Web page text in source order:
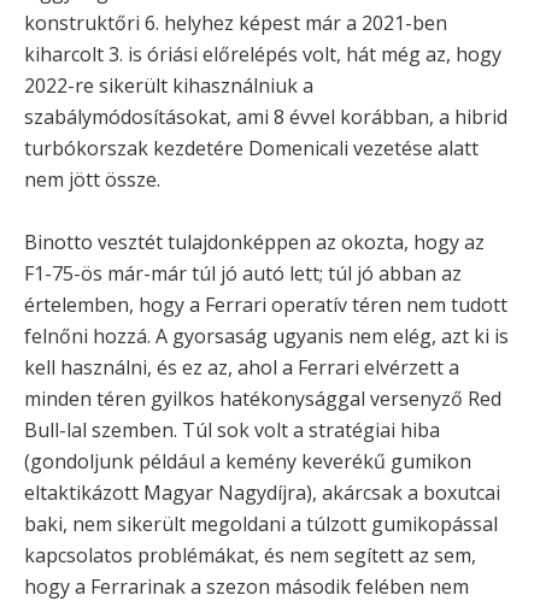
konstruktőri 6. helyhez képest már a 2021-ben
kiharcolt 3. is óriási előrelépés volt, hát még az, hogy
2022-re sikerült kihasználniuk a
szabálymódosításokat, ami 8 évvel korábban, a hibrid
turbókorszak kezdetére Domenicali vezetése alatt
nem jött össze.
Binotto vesztét tulajdonképpen az okozta, hogy az
F1-75-ös már-már túl jó autó lett; túl jó abban az
értelemben, hogy a Ferrari operatív téren nem tudott
felnőni hozzá. A gyorsaság ugyanis nem elég, azt ki is
kell használni, és ez az, ahol a Ferrari elvérzett a
minden téren gyilkos hatékonysággal versenyző Red
Bull-lal szemben. Túl sok volt a stratégiai hiba
(gondoljunk például a kemény keverékű gumikon
eltaktikázott Magyar Nagydíjra), akárcsak a boxutcai
baki, nem sikerült megoldani a túlzott gumikopással
kapcsolatos problémákat, és nem segített az sem,
hogy a Ferrarinak a szezon második felében nem